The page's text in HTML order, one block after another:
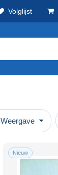
Volglijst
Weergave
Nieuw